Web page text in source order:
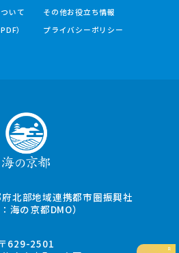
いて
その他お役立ち情報
）
プライバシーポリシー
北部地域連携都市圏振興社
海の京都DMO）
〒629-2501